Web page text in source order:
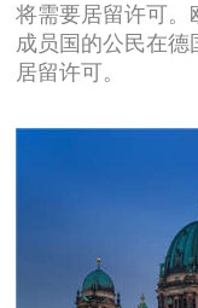
将需要居留许可。
成员国的公民在
居留许可。